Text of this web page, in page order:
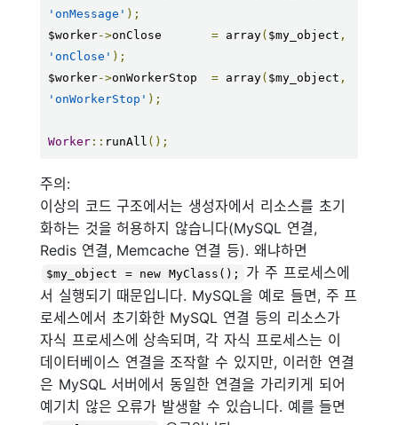
'onMessage' );
$worker->onClose = array( $my_object ,
'onClose' );
$worker->onWorkerStop = array( $my_object ,
'onWorkerStop' );
Worker:: runAll ();
주의:
이상의 코드 구조에서는 생성자에서 리소스를 초기
화하는 것을 허용하지 않습니다(MySQL 연결,
Redis 연결, Memcache 연결 등). 왜냐하면
$my_object = new MyClass();
가 주 프로세스에
서 실행되기 때문입니다. MySQL을 예로 들면, 주 프
로세스에서 초기화한 MySQL 연결 등의 리소스가
자식 프로세스에 상속되며, 각 자식 프로세스는 이
데이터베이스 연결을 조작할 수 있지만, 이러한 연결
은 MySQL 서버에서 동일한 연결을 가리키게 되어
예기치 않은 오류가 발생할 수 있습니다. 예를 들면